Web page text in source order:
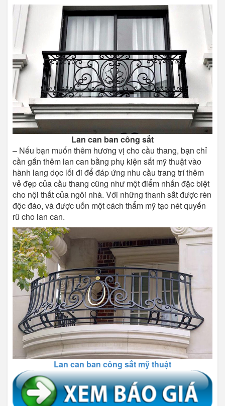
Lan can ban công sắt
– Nếu bạn muốn thêm hương vị cho cầu thang, bạn chỉ
cần gắn thêm lan can bằng phụ kiện sắt mỹ thuật vào
hành lang dọc lối đi để đáp ứng nhu cầu trang trí thêm
vẻ đẹp của cầu thang cũng như một điểm nhấn đặc biệt
cho nội thất của ngôi nhà. Với những thanh sắt được rèn
độc đáo, và được uốn một cách thẩm mỹ tạo nét quyến
rũ cho lan can.
Lan can ban công sắt mỹ thuật